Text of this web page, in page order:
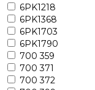
6PK1218
6PK1368
6PK1703
6PK1790
700 359
700 371
700 372